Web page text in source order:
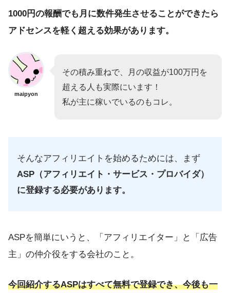
1000円の報酬でも月に数件発生させることができたら
アドセンスを軽く超える効果があります。
maipyon
その積み重ねで、月の収益が100万円を
超える人も実際にいます！
私が主に稼いでいるのもコレ。
そんなアフィリエイトを始めるためには、まず
ASP（アフィリエイト・サービス・プロバイダ）
に登録する必要があります。
ASPを簡単にいうと、「アフィリエイター」と「広告
主」の仲介役をする会社のこと。
今回紹介するASPはすべて無料で登録でき、今後も一